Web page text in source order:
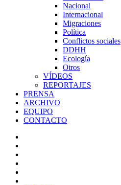
Nacional
Internacional
Migraciones
Política
Conflictos sociales
DDHH
Ecología
Otros
VÍDEOS
REPORTAJES
PRENSA
ARCHIVO
EQUIPO
CONTACTO